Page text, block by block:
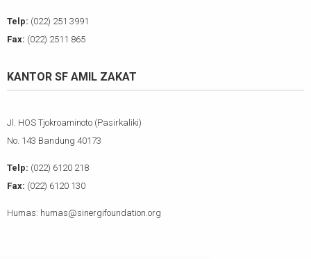
Telp: (022) 251 3991
Fax: (022) 2511 865
KANTOR SF AMIL ZAKAT
Jl. HOS Tjokroaminoto (Pasirkaliki)
No. 143 Bandung 40173
Telp: (022) 6120 218
Fax: (022) 6120 130
Humas: humas@sinergifoundation.org